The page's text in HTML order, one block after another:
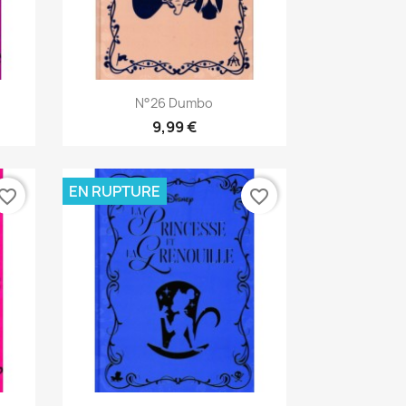
Aperçu rapide
N°26 Dumbo
9,99 €
EN RUPTURE favorite_border